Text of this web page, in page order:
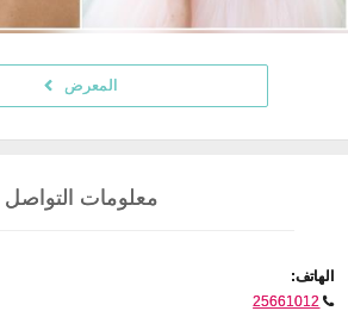
المعرض
معلومات التواصل
الهاتف:
25661012